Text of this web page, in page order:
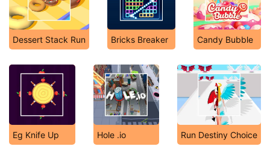
Dessert Stack Run Bricks Breaker Candy Bubble
Eg Knife Up Hole .io Run Destiny Choice